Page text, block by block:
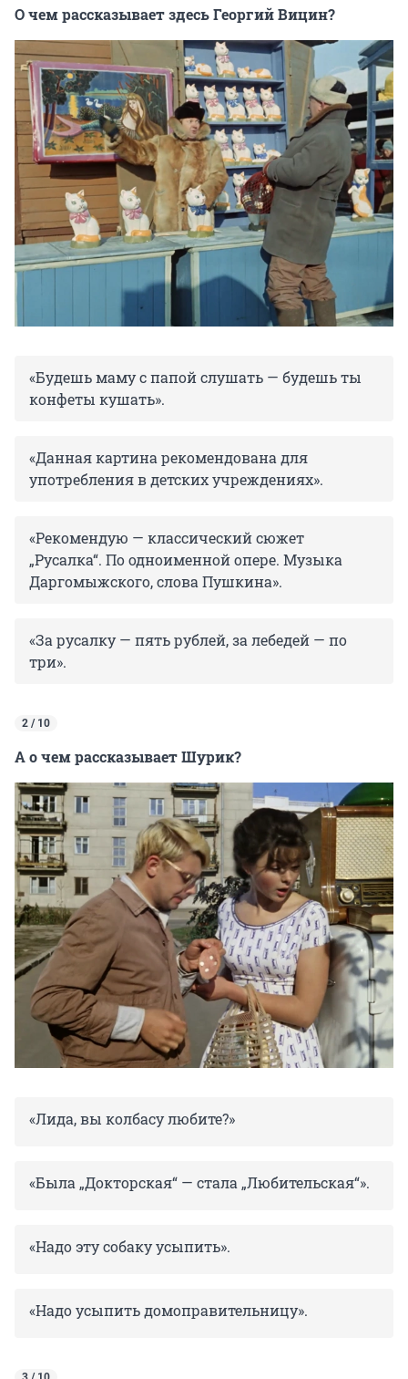
О чем рассказывает здесь Георгий Вицин?
«Будешь маму с папой слушать — будешь ты
конфеты кушать».
«Данная картина рекомендована для
употребления в детских учреждениях».
«Рекомендую — классический сюжет
„Русалка“. По одноименной опере. Музыка
Даргомыжского, слова Пушкина».
«За русалку — пять рублей, за лебедей — по
три».
2 / 10
А о чем рассказывает Шурик?
«Лида, вы колбасу любите?»
«Была „Докторская“ — стала „Любительская“».
«Надо эту собаку усыпить».
«Надо усыпить домоправительницу».